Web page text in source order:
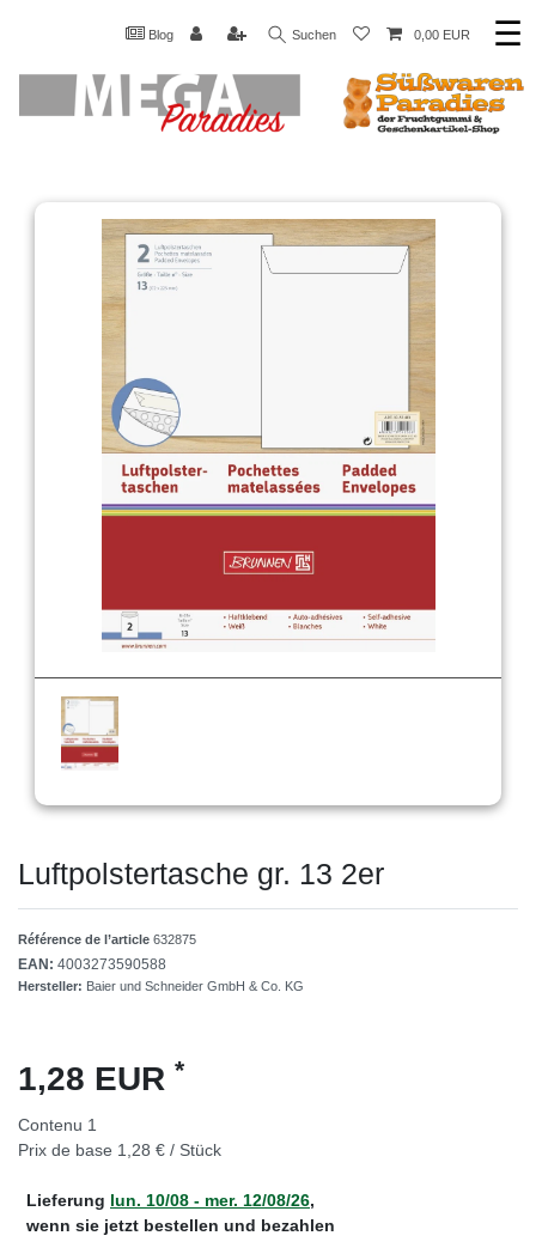
Blog Suchen 0,00 EUR ☰
Luftpolstertasche gr. 13 2er
Référence de l’article 632875
EAN: 4003273590588
Hersteller: Baier und Schneider GmbH & Co. KG
1,28 EUR *
Contenu 1
Prix de base 1,28 € / Stück
Lieferung lun. 10/08 - mer. 12/08/26,
wenn sie jetzt bestellen und bezahlen